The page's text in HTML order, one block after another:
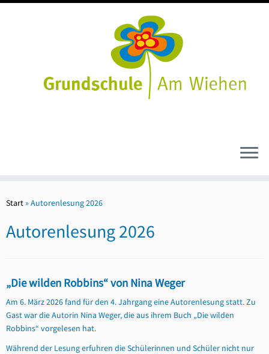
Inhalt
Start »Autorenlesung 2026
Autorenlesung 2026
„Die wilden Robbins“ von Nina Weger
Am 6. März 2026 fand für den 4. Jahrgang eine Autorenlesung statt. Zu
Gast war die Autorin Nina Weger, die aus ihrem Buch „Die wilden
Robbins“ vorgelesen hat.
Während der Lesung erfuhren die Schülerinnen und Schüler nicht nur